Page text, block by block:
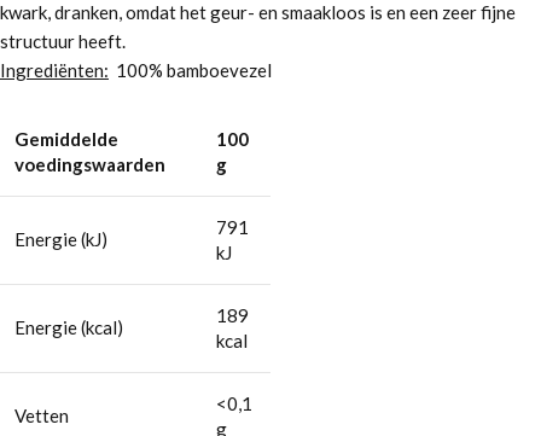
kwark, dranken, omdat het geur- en smaakloos is en een zeer fijne
structuur heeft.
Ingrediënten: 100% bamboevezel
Gemiddelde
voedingswaarden
100
g
Energie (kJ)
791
kJ
Energie (kcal)
189
kcal
Vetten
<0,1
g